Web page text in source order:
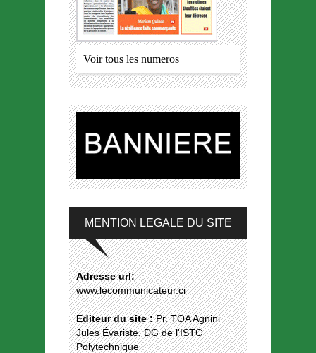
Voir tous les numeros
MENTION LEGALE DU SITE
Adresse url:
www.lecommunicateur.ci
Editeur du site :Pr. TOA Agnini
Jules Évariste, DG de l'ISTC
Polytechnique